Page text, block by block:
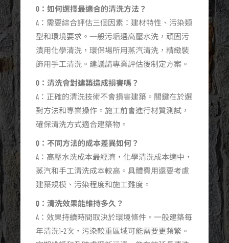
Q：如何選擇最適合的清洗方法？
A：需要綜合評估三個因素：建材特性、污染類
型和環境要求。一般污垢選高壓水洗，頑固污
漬用化學清洗，環保場所用蒸汽清洗，精緻裝
飾用手工清洗。建議請專業評估後制定方案。
Q：清洗會對建築造成損害嗎？
A：正確的清洗技術不會損害建築。關鍵在於選
對方法和專業操作。施工前會進行材質測試，
確保清洗方式適合建築物。
Q：不同方法的成本差異如何？
A：高壓水洗成本最經濟，化學清洗成本適中，
蒸汽和手工清洗成本較高。具體費用還要考慮
建築規模、污染程度和施工難度。
Q：清洗效果能維持多久？
A：效果持續時間取決於環境條件。一般建築每
年清洗1-2次，污染較重區域可能需要更頻繁。